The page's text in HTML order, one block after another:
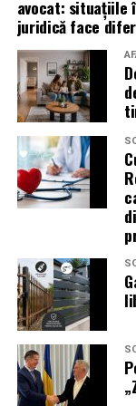
reducerea
protejarea
Acest aspect
unor reparații
Avantajele
Printre cele mai
tehnologie
stabilitate
rezistență
protecție
reducerea
(Advertorial)
avocat: situațiile
juridică face